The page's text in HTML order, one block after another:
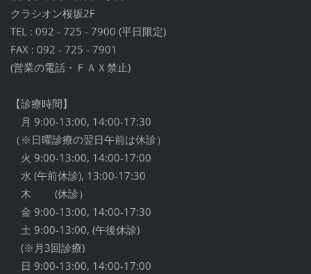
クラシオン桜坂2F
TEL : 092 - 725 - 7900 (平日限定)
FAX : 092 - 725 - 7901
(営業の電話・ＦＡＸ禁止)
【診療時間】
月 9:00-13:00, 14:00-17:30
（※日曜診療の翌日午前は休診）
火 9:00-13:00, 14:00-17:00
水 (午前休診), 13:00-17:30
木 (休診）
金 9:00-13:00, 14:00-17:30
土 9:00-13:00, (午後休診)
(※月3回診療)
日 9:00-13:00, 14:00-17:00